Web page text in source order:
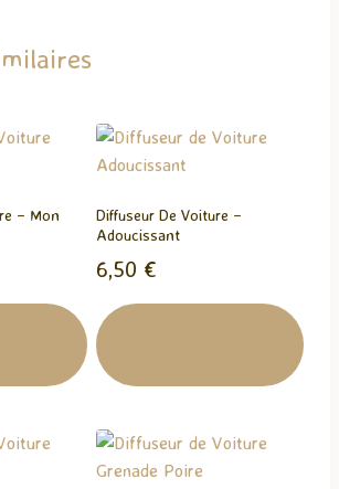
– Mon
Diffuseur De Voiture –
Adoucissant
6,50 €